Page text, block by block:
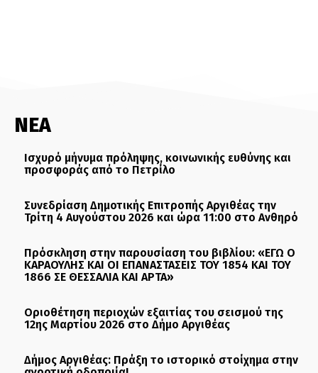
ΝΕΑ
Ισχυρό μήνυμα πρόληψης, κοινωνικής ευθύνης και
προσφοράς από το Πετρίλο
Συνεδρίαση Δημοτικής Επιτροπής Αργιθέας την
Τρίτη 4 Αυγούστου 2026 και ώρα 11:00 στο Ανθηρό
Πρόσκληση στην παρουσίαση του βιβλίου: «ΕΓΩ Ο
ΚΑΡΑΟΥΛΗΣ ΚΑΙ ΟΙ ΕΠΑΝΑΣΤΑΣΕΙΣ ΤΟΥ 1854 ΚΑΙ ΤΟΥ
1866 ΣΕ ΘΕΣΣΑΛΙΑ ΚΑΙ ΑΡΤΑ»
Οριοθέτηση περιοχών εξαιτίας του σεισμού της
12ης Μαρτίου 2026 στο Δήμο Αργιθέας
Δήμος Αργιθέας: Πράξη το ιστορικό στοίχημα στην